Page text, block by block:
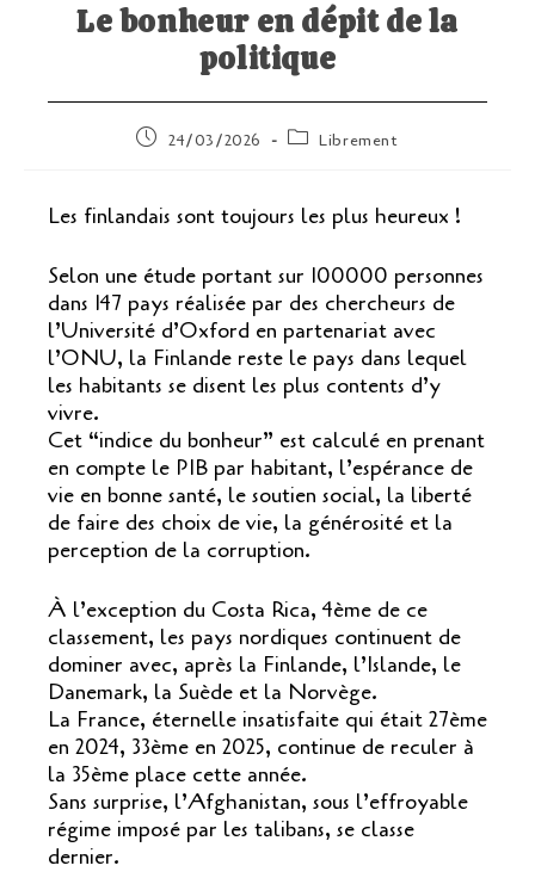
Le bonheur en dépit de la
politique
Publication
24/03/2026
PostLibrement
Les finlandais sont toujours les plus heureux !
Selon une étude portant sur 100000 personnes
dans 147 pays réalisée par des chercheurs de
l’Université d’Oxford en partenariat avec
l’ONU, la Finlande reste le pays dans lequel
les habitants se disent les plus contents d’y
vivre.
Cet “indice du bonheur” est calculé en prenant
en compte le PIB par habitant, l’espérance de
vie en bonne santé, le soutien social, la liberté
de faire des choix de vie, la générosité et la
perception de la corruption.
À l’exception du Costa Rica, 4ème de ce
classement, les pays nordiques continuent de
dominer avec, après la Finlande, l’Islande, le
Danemark, la Suède et la Norvège.
La France, éternelle insatisfaite qui était 27ème
en 2024, 33ème en 2025, continue de reculer à
la 35ème place cette année.
Sans surprise, l’Afghanistan, sous l’effroyable
régime imposé par les talibans, se classe
dernier.